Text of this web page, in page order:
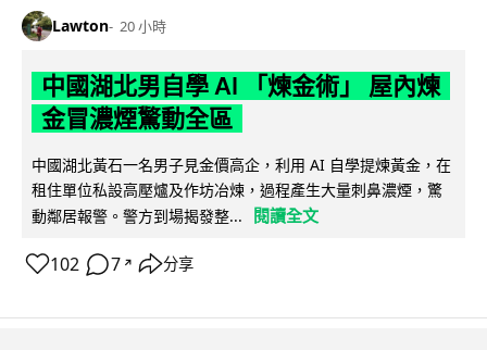
Lawton 20 小時
中國湖北男自學 AI 「煉金術」 屋內煉
金冒濃煙驚動全區
中國湖北黃石一名男子見金價高企，利用 AI 自學提煉黃金，在
租住單位私設高壓爐及作坊冶煉，過程產生大量刺鼻濃煙，驚
動鄰居報警。警方到場揭發整...
閱讀全文
102 7 ↗ 分享